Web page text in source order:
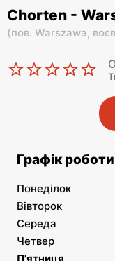
Chorten -
(пов. Warszawa,
Графік роботи
Понеділок
Вівторок
Середа
Четвер